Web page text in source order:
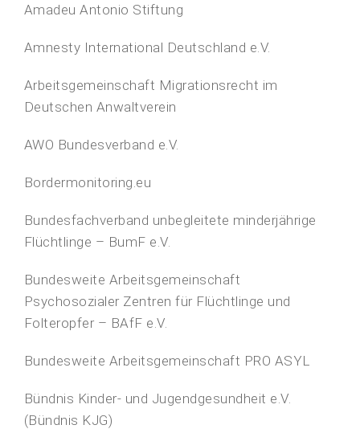
Amadeu Antonio Stiftung
Amnesty International Deutschland e.V.
Arbeitsgemeinschaft Migrationsrecht im
Deutschen Anwaltverein
AWO Bundesverband e.V.
Bordermonitoring.eu
Bundesfachverband unbegleitete minderjährige
Flüchtlinge – BumF e.V.
Bundesweite Arbeitsgemeinschaft
Psychosozialer Zentren für Flüchtlinge und
Folteropfer – BAfF e.V.
Bundesweite Arbeitsgemeinschaft PRO ASYL
Bündnis Kinder- und Jugendgesundheit e.V.
(Bündnis KJG)